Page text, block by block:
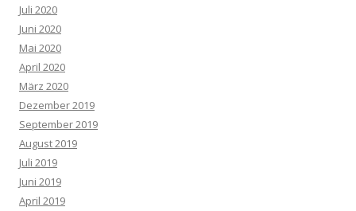
Juli 2020
Juni 2020
Mai 2020
April 2020
März 2020
Dezember 2019
September 2019
August 2019
Juli 2019
Juni 2019
April 2019